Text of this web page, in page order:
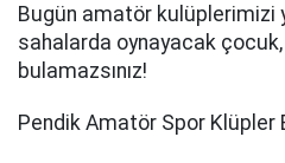
Bugün amatör kulüplerimizi
sahalarda oynayacak
bulamazsınız!
Pendik Amatör Spor Klüpler